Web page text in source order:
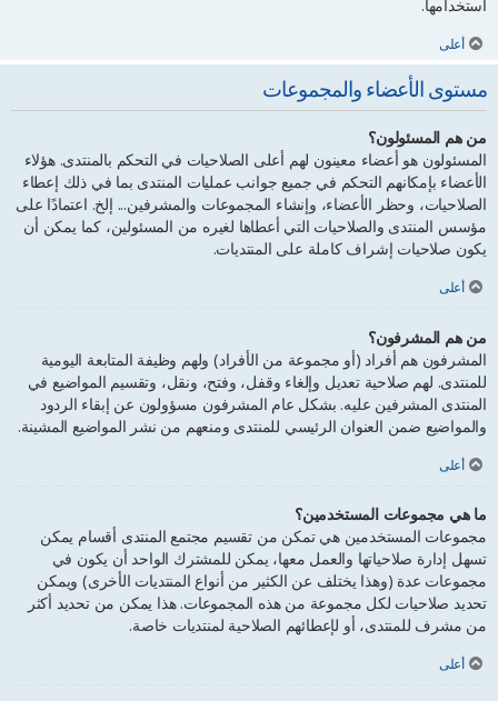
استخدامها.
أعلى
مستوى الأعضاء والمجموعات
من هم المسئولون؟
المسئولون هو أعضاء معينون لهم أعلى الصلاحيات في التحكم بالمنتدى. هؤلاء
الأعضاء بإمكانهم التحكم في جميع جوانب عمليات المنتدى بما في ذلك إعطاء
الصلاحيات، وحظر الأعضاء، وإنشاء المجموعات والمشرفين... إلخ. اعتمادًا على
مؤسس المنتدى والصلاحيات التي أعطاها لغيره من المسئولين، كما يمكن أن
يكون صلاحيات إشراف كاملة على المنتديات.
أعلى
من هم المشرفون؟
المشرفون هم أفراد (أو مجموعة من الأفراد) ولهم وظيفة المتابعة اليومية
للمنتدى. لهم صلاحية تعديل وإلغاء وقفل، وفتح، ونقل، وتقسيم المواضيع في
المنتدى المشرفين عليه. بشكل عام المشرفون مسؤولون عن إبقاء الردود
والمواضيع ضمن العنوان الرئيسي للمنتدى ومنعهم من نشر المواضيع المشينة.
أعلى
ما هي مجموعات المستخدمين؟
مجموعات المستخدمين هي تمكن من تقسيم مجتمع المنتدى أقسام يمكن
تسهل إدارة صلاحياتها والعمل معها، يمكن للمشترك الواحد أن يكون في
مجموعات عدة (وهذا يختلف عن الكثير من أنواع المنتديات الأخرى) ويمكن
تحديد صلاحيات لكل مجموعة من هذه المجموعات. هذا يمكن من تحديد أكثر
من مشرف للمنتدى، أو لإعطائهم الصلاحية لمنتديات خاصة.
أعلى